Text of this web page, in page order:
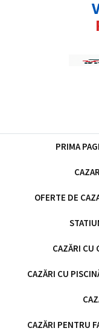
PRIMA
OFERTE DE
CAZĂRI CU
CAZĂRI CU
CAZĂRI PENTRU